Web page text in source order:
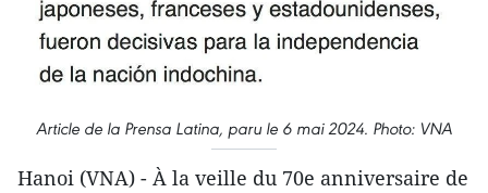
Article de la Prensa Latina, paru le 6 mai 2024. Photo: VNA
Hanoi (VNA) - À la veille du 70e anniversaire de